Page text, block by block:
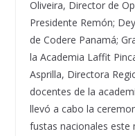
Oliveira, Director de
Presidente Remón;
de Codere Panamá;
la Academia Laffit
Asprilla, Directora
docentes de la
llevó a cabo la
fustas nacionales este